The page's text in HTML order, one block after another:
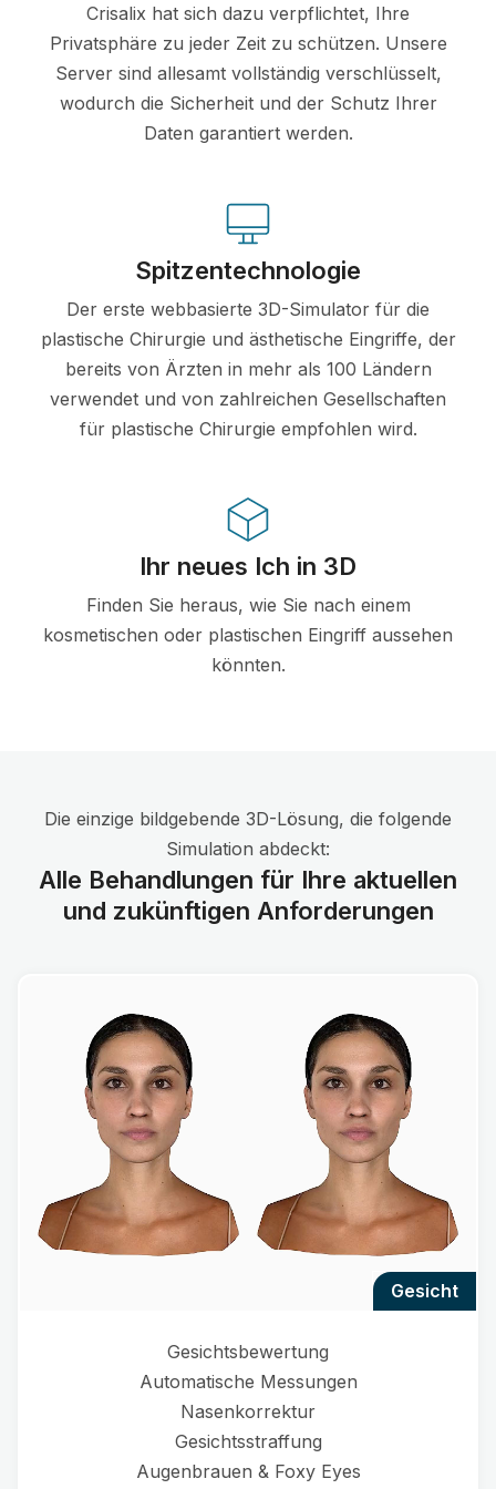
Crisalix hat sich dazu verpflichtet, Ihre
Privatsphäre zu jeder Zeit zu schützen. Unsere
Server sind allesamt vollständig verschlüsselt,
wodurch die Sicherheit und der Schutz Ihrer
Daten garantiert werden.
Spitzentechnologie
Der erste webbasierte 3D-Simulator für die
plastische Chirurgie und ästhetische Eingriffe, der
bereits von Ärzten in mehr als 100 Ländern
verwendet und von zahlreichen Gesellschaften
für plastische Chirurgie empfohlen wird.
Ihr neues Ich in 3D
Finden Sie heraus, wie Sie nach einem
kosmetischen oder plastischen Eingriff aussehen
könnten.
Die einzige bildgebende 3D-Lösung, die folgende
Simulation abdeckt:
Alle Behandlungen für Ihre aktuellen
und zukünftigen Anforderungen
gesicht
Gesichtsbewertung
Automatische Messungen
Nasenkorrektur
Gesichtsstraffung
Augenbrauen & Foxy Eyes